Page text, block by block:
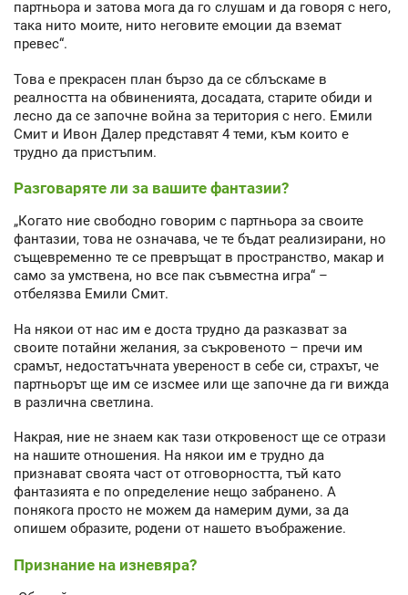
партньора и затова мога да го слушам и да говоря с него,
така нито моите, нито неговите емоции да вземат
превес“.
Това е прекрасен план бързо да се сблъскаме в
реалността на обвиненията, досадата, старите обиди и
лесно да се започне война за територия с него. Емили
Смит и Ивон Далер представят 4 теми, към които е
трудно да пристъпим.
Разговаряте ли за вашите фантазии?
„Когато ние свободно говорим с партньора за своите
фантазии, това не означава, че те бъдат реализирани, но
същевременно те се превръщат в пространство, макар и
само за умствена, но все пак съвместна игра“ –
отбелязва Емили Смит.
На някои от нас им е доста трудно да разказват за
своите потайни желания, за съкровеното – пречи им
срамът, недостатъчната увереност в себе си, страхът, че
партньорът ще им се изсмее или ще започне да ги вижда
в различна светлина.
Накрая, ние не знаем как тази откровеност ще се отрази
на нашите отношения. На някои им е трудно да
признават своята част от отговорността, тъй като
фантазията е по определение нещо забранено. А
понякога просто не можем да намерим думи, за да
опишем образите, родени от нашето въображение.
Признание на изневяра?